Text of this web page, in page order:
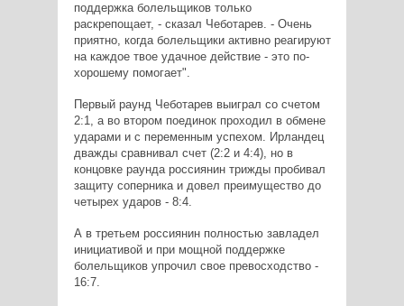
поддержка болельщиков только
раскрепощает, - сказал Чеботарев. - Очень
приятно, когда болельщики активно реагируют
на каждое твое удачное действие - это по-
хорошему помогает".
Первый раунд Чеботарев выиграл со счетом
2:1, а во втором поединок проходил в обмене
ударами и с переменным успехом. Ирландец
дважды сравнивал счет (2:2 и 4:4), но в
концовке раунда россиянин трижды пробивал
защиту соперника и довел преимущество до
четырех ударов - 8:4.
А в третьем россиянин полностью завладел
инициативой и при мощной поддержке
болельщиков упрочил свое превосходство -
16:7.